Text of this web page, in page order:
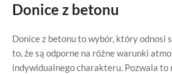
Donice z betonu
Donice z betonu to wybór, który odnosi
to, że są odporne na różne warunki
indywidualnego charakteru. Pozwala